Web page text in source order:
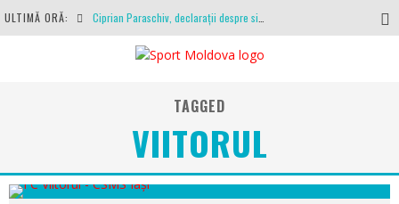
ULTIMĂ ORĂ:
Antrenamente la peste 30 de grade Celsius. Mircea Rednic își pregătește fotbaliștii pentru calvarul de duminică
Coronavirus la FC Botoșani. Un străin a stat în carantină, dar a fost testat pozitiv
TAGGED
VIITORUL